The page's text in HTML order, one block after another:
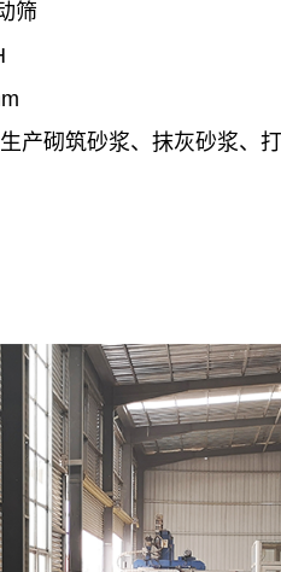
筛
砌筑砂浆、抹灰砂浆、打